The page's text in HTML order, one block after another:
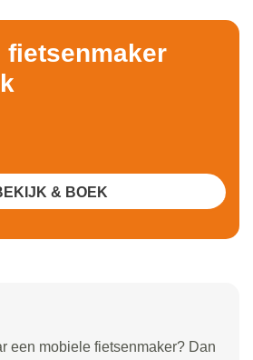
een mobiele fietsenmaker? Dan
fietsenmaker
& BOEK